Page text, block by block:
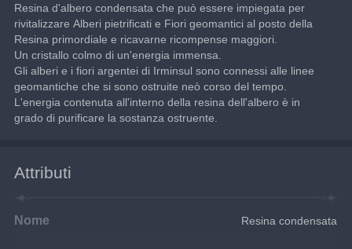
Resina d'albero condensata che può essere impiegata per
rivitalizzare Alberi pietrificati e Fiori geomantici al posto della
Resina primordiale e ricavarne ricompense maggiori.
Un cristallo colmo di un'energia immensa.
Gli alberi e i fiori argentei di Irminsul sono connessi alle linee
geomantiche che si sono ostruite neò corso del tempo.
L'energia contenuta all'interno della resina dell'albero è in
grado di purificare la sostanza ostruente.
Attributi
Nome Resina condensata